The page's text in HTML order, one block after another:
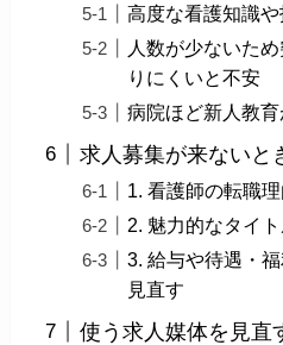
高度な看護知識
人数が少ないた
りにくいと不安
病院ほど新人教
求人募集が来ないと
1. 看護師の転職
2. 魅力的なタイ
3. 給与や待遇・
見直す
使う求人媒体を見直